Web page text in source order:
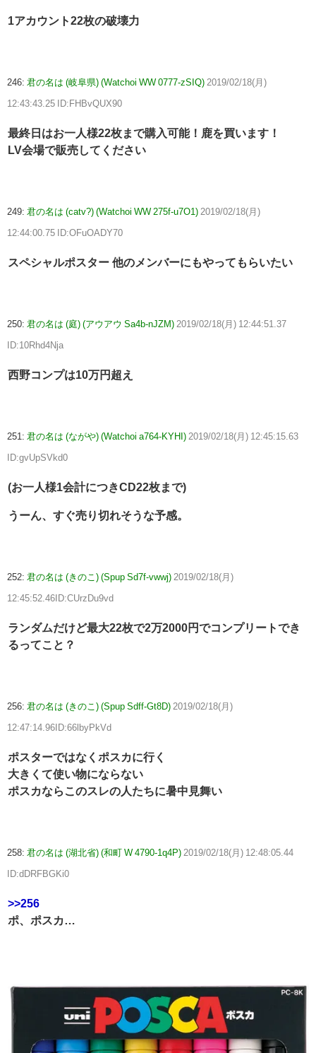
1アカウント22枚の破壊力
246: 君の名は (岐阜県) (Watchoi WW 0777-zSIQ) 2019/02/18(月)
12:43:43.25 ID:FHBvQUX90
最終日はお一人様22枚まで購入可能！鹿を買います！
LV会場で販売してください
249: 君の名は (catv?) (Watchoi WW 275f-u7O1) 2019/02/18(月)
12:44:00.75 ID:OFuOADY70
スペシャルポスター 他のメンバーにもやってもらいたい
250: 君の名は (庭) (アウアウ Sa4b-nJZM) 2019/02/18(月) 12:44:51.37
ID:10Rhd4Nja
西野コンプは10万円超え
251: 君の名は (ながや) (Watchoi a764-KYHI) 2019/02/18(月) 12:45:15.63
ID:gvUpSVkd0
(お一人様1会計につきCD22枚まで)
うーん、すぐ売り切れそうな予感。
252: 君の名は (きのこ) (Spup Sd7f-vwwj) 2019/02/18(月)
12:45:52.46ID:CUrzDu9vd
ランダムだけど最大22枚で2万2000円でコンプリートでき
るってこと？
256: 君の名は (きのこ) (Spup Sdff-Gt8D) 2019/02/18(月)
12:47:14.96ID:66lbyPkVd
ポスターではなくポスカに行く
大きくて使い物にならない
ポスカならこのスレの人たちに暑中見舞い
258: 君の名は (湖北省) (和町 W 4790-1q4P) 2019/02/18(月) 12:48:05.44
ID:dDRFBGKi0
>>256
ポ、ポスカ…